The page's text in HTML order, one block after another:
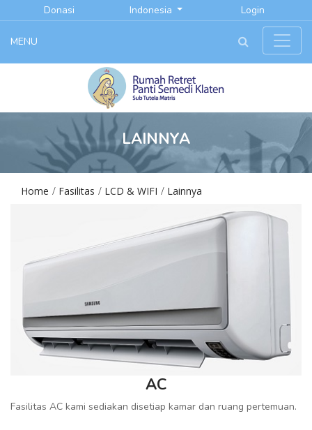
Donasi Indonesia Login
MENU
LAINNYA
Home Fasilitas LCD & WIFI Lainnya
AC
Fasilitas AC kami sediakan disetiap kamar dan ruang pertemuan.